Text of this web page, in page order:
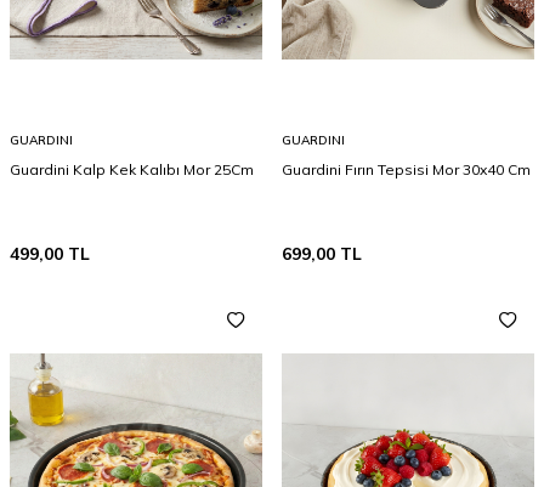
GUARDINI
Guardini Kalp Kek Kalıbı Mor 25Cm
499,00 TL
GUARDINI
Guardini Fırın Tepsisi Mor 30x40 Cm
699,00 TL